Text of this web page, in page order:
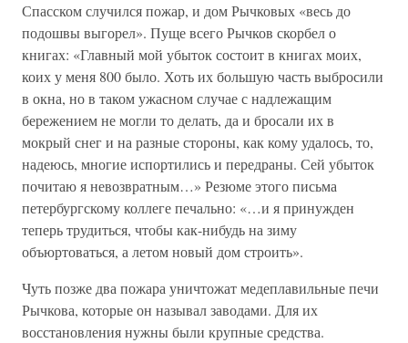
Спасском случился пожар, и дом Рычковых «весь до
подошвы выгорел». Пуще всего Рычков скорбел о
книгах: «Главный мой убыток состоит в книгах моих,
коих у меня 800 было. Хоть их большую часть выбросили
в окна, но в таком ужасном случае с надлежащим
бережением не могли то делать, да и бросали их в
мокрый снег и на разные стороны, как кому удалось, то,
надеюсь, многие испортились и передраны. Сей убыток
почитаю я невозвратным…» Резюме этого письма
петербургскому коллеге печально: «…и я принужден
теперь трудиться, чтобы как-нибудь на зиму
объюртоваться, а летом новый дом строить».
Чуть позже два пожара уничтожат медеплавильные печи
Рычкова, которые он называл заводами. Для их
восстановления нужны были крупные средства.